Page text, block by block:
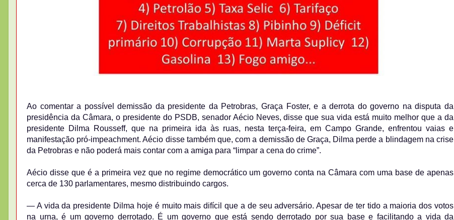
Ao comentar a possível demissão da presidente da Petrobras, Graça Foster, e a derrota do governo na disputa da
presidência da Câmara, o presidente do PSDB, senador Aécio Neves, disse que sua vida está muito melhor que a da
presidente Dilma Rousseff, que na primeira ida às ruas, nesta terça-feira, em Campo Grande, enfrentou vaias e
manifestação pró-impeachment. Aécio disse também que, com a demissão de Graça, Dilma perde a blindagem na crise
da Petrobras e não poderá mais contar com a amiga para “limpar a cena do crime”.
Aécio disse que é a primeira vez que no regime democrático um governo conta na Câmara com uma base de apenas
cerca de 130 parlamentares, mesmo distribuindo cargos.
— A vida da presidente Dilma hoje é muito mais difícil que a de seu adversário. Apesar de ter tido a maioria dos votos
na urna, é um governo derrotado. É um governo que está sendo derrotado por sua base e facilitando a vida da